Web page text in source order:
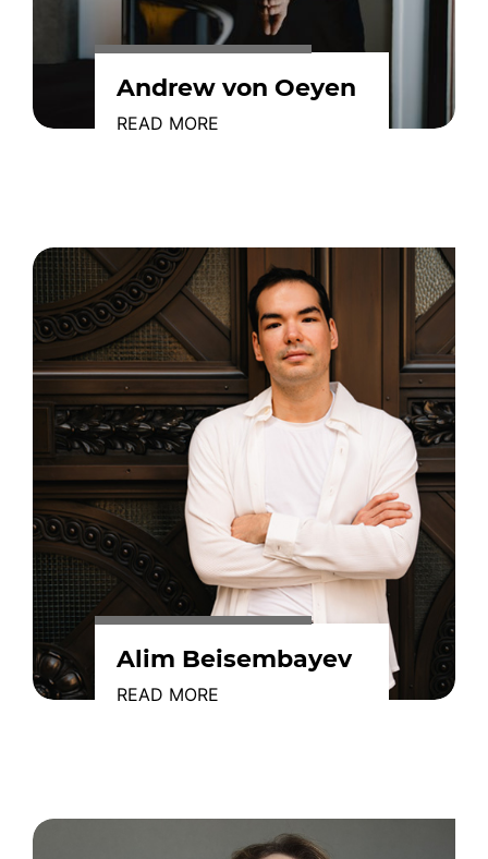
Andrew von Oeyen
READ MORE
Alim Beisembayev
READ MORE